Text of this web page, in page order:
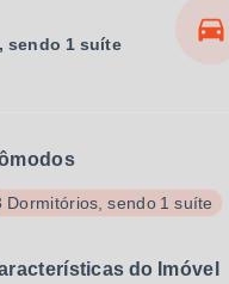
sendo 1 suíte
Dormitórios, sendo 1 suíte
do Imóvel